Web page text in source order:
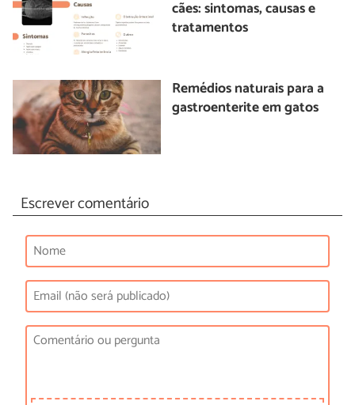
cães: sintomas, causas e
tratamentos
Remédios naturais para a
gastroenterite em gatos
Escrever comentário